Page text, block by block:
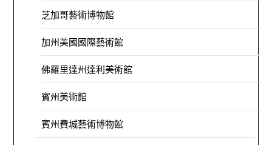
芝加哥藝術博物館
加州美國國際藝術館
佛羅里達州達利美術館
賓州美術館
賓州費城藝術博物館